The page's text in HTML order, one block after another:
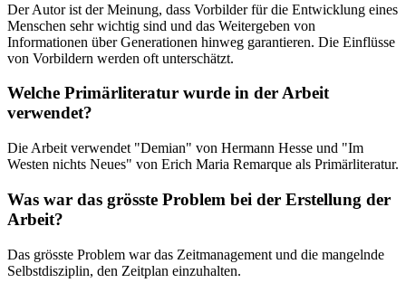
Der Autor ist der Meinung, dass Vorbilder für die Entwicklung eines
Menschen sehr wichtig sind und das Weitergeben von
Informationen über Generationen hinweg garantieren. Die Einflüsse
von Vorbildern werden oft unterschätzt.
Welche Primärliteratur wurde in der Arbeit
verwendet?
Die Arbeit verwendet "Demian" von Hermann Hesse und "Im
Westen nichts Neues" von Erich Maria Remarque als Primärliteratur.
Was war das grösste Problem bei der Erstellung der
Arbeit?
Das grösste Problem war das Zeitmanagement und die mangelnde
Selbstdisziplin, den Zeitplan einzuhalten.